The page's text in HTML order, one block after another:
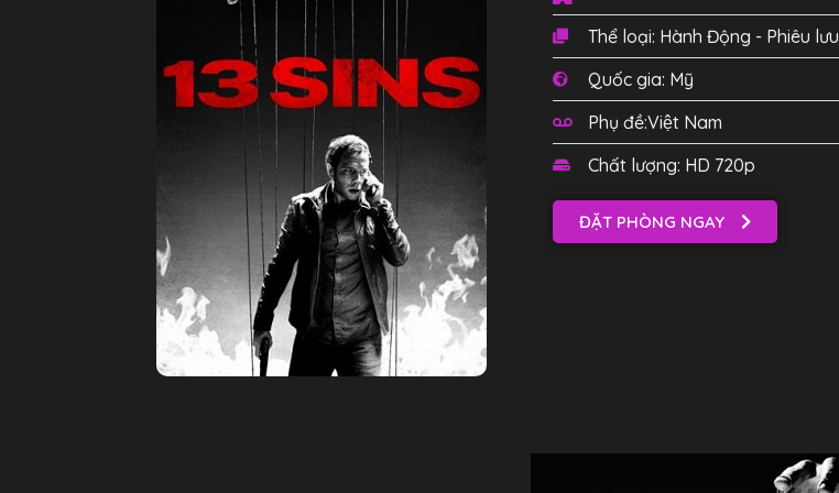
Thể loại: Hành Động - Phiêu lưu
Quốc gia: Mỹ
Phụ đề:Việt Nam
Chất lượng: HD 720p
ĐẶT PHÒNG NGAY